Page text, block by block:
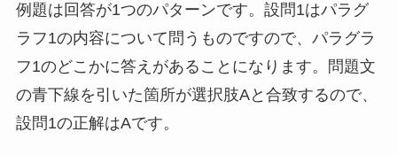
例題は回答が1つのパターンです。設問1はパラグ
ラフ1の内容について問うものですので、パラグラ
フ1のどこかに答えがあることになります。問題文
の青下線を引いた箇所が選択肢Aと合致するので、
設問1の正解はAです。